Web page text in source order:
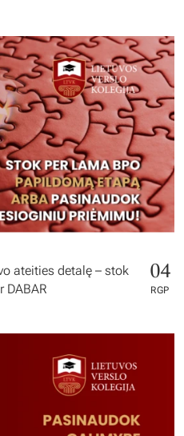
ateities detalę – stok
DABAR
04
RGP